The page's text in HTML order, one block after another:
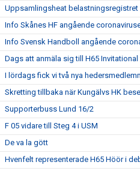
Uppsamlingsheat belastningsregistret
Info Skånes HF angående
Info Svensk Handboll angående
Dags att anmäla sig till H65 Invitational
I lördags fick vi två nya
Skretting tillbaka när Kungälvs HK
Supporterbuss Lund 16/2
F 05 vidare till Steg 4 i USM
De va la gött
Hvenfelt representerade H65 Höör i